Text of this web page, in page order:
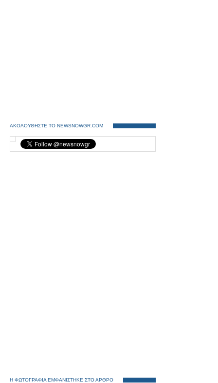
ΑΚΟΛΟΥΘΗΣΤΕ ΤΟ NEWSNOWGR.COM
Η ΦΩΤΟΓΡΑΦΙΑ ΕΜΦΑΝΙΣΤΗΚΕ ΣΤΟ ΑΡΘΡΟ